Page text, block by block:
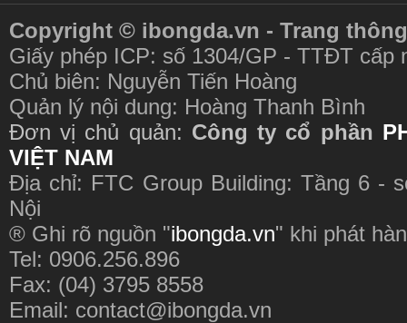
Copyright © ibongda.vn - Trang
Giấy phép ICP: số 1304/GP - TTĐT cấp
Chủ biên: Nguyễn Tiến Hoàng
Quản lý nội dung: Hoàng Thanh Bình
Đơn vị chủ quản: Công ty cổ phần
VIỆT NAM
Địa chỉ: FTC Group Building: Tầng 6 -
Nội
® Ghi rõ nguồn "ibongda.vn" khi phát
Tel: 0906.256.896
Fax: (04) 3795 8558
Email: contact@ibongda.vn